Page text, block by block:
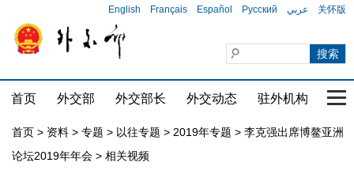
English Français Español Русский عربي 关怀版
首页 外交部 外交部长 外交动态 驻外机构 国
首页 > 资料 > 专题 > 以往专题 > 2019年专题 > 李克强出席博鳌亚洲
论坛2019年年会 > 相关视频